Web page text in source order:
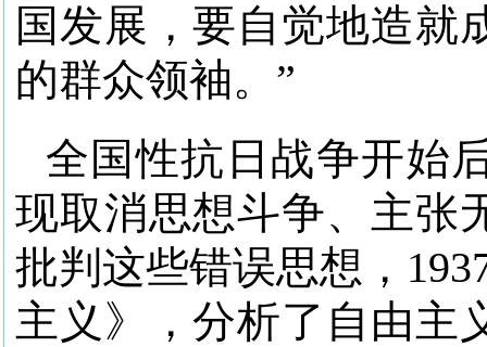
国发展，要自觉地造就
的群众领袖。”
全国性抗日战争开始
现取消思想斗争、主张
批判这些错误思想，
主义》，分析了自由主